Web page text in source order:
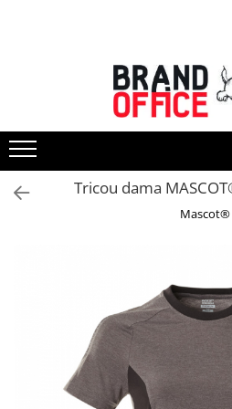
Unitate Protejata - PRODUCTIE
Hartie copiator si produse
tipografice
Produse consumabile din hartie
Detergenti si dezinfectanti
Agende, calendare si organizatoare
Agende personalizabile
Organizatoare business
Birotica si papetarie
Hartie si articole din hartie
Tricou dama
Mascot®